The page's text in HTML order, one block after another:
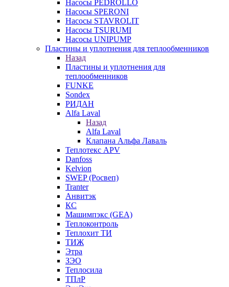
Насосы PEDROLLO
Насосы SPERONI
Насосы STAVROLIT
Насосы TSURUMI
Насосы UNIPUMP
Пластины и уплотнения для теплообменников
Назад
Пластины и уплотнения для
теплообменников
FUNKE
Sondex
РИДАН
Alfa Laval
Назад
Alfa Laval
Клапана Альфа Лаваль
Теплотекс APV
Danfoss
Kelvion
SWEP (Росвеп)
Tranter
Анвитэк
КС
Машимпэкс (GEA)
Теплоконтроль
Теплохит ТИ
ТИЖ
Этра
ЗЭО
Теплосила
ТПлР